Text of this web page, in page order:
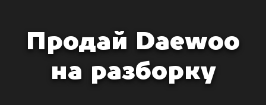
Продай Daewoo
на разборку